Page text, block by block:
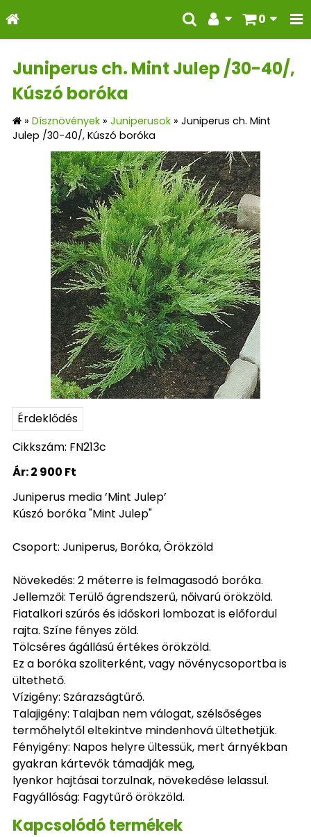
0
Juniperus ch. Mint Julep /30-40/,
Kúszó boróka
» Dísznövények » Juniperusok » Juniperus ch. Mint
Julep /30-40/, Kúszó boróka
Érdeklődés
Cikkszám: FN213c
Ár:2 900 Ft
Juniperus media ’Mint Julep’
Kúszó boróka "Mint Julep"
Csoport: Juniperus, Boróka, Örökzöld
Növekedés: 2 méterre is felmagasodó boróka.
Jellemzői: Terülő ágrendszerű, nőivarú örökzöld.
Fiatalkori szúrós és időskori lombozat is előfordul
rajta. Színe fényes zöld.
Tölcséres ágállású értékes örökzöld.
Ez a boróka szoliterként, vagy növénycsoportba is
ültethető.
Vízigény: Szárazságtűrő.
Talajigény: Talajban nem válogat, szélsőséges
termőhelytől eltekintve mindenhová ültethetjük.
Fényigény: Napos helyre ültessük, mert árnyékban
gyakran kártevők támadják meg,
lyenkor hajtásai torzulnak, növekedése lelassul.
Fagyállóság: Fagytűrő örökzöld.
Kapcsolódó termékek